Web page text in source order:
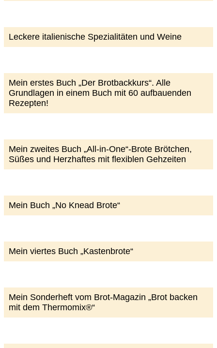
Leckere italienische Spezialitäten und Weine
Mein erstes Buch „Der Brotbackkurs“. Alle
Grundlagen in einem Buch mit 60 aufbauenden
Rezepten!
Mein zweites Buch „All-in-One“-Brote Brötchen,
Süßes und Herzhaftes mit flexiblen Gehzeiten
Mein Buch „No Knead Brote“
Mein viertes Buch „Kastenbrote“
Mein Sonderheft vom Brot-Magazin „Brot backen
mit dem Thermomix®“